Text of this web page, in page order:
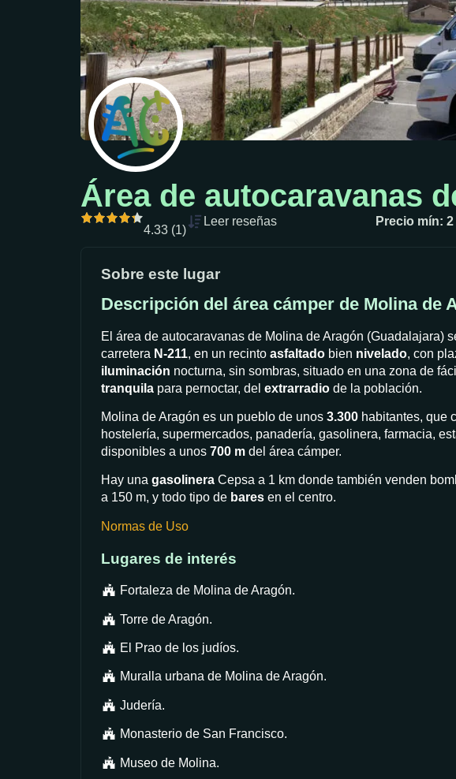
Área de autocaravanas
4.33 (1)
Leer reseñas Precio mín: 2
Sobre este lugar
Descripción del área cámper de Molina de
El área de autocaravanas de Molina de Aragón (Guadalajara)
carretera N-211, en un recinto asfaltado bien nivelado, con
iluminación nocturna, sin sombras, situado en una zona de
tranquila para pernoctar, del extrarradio de la población.
Molina de Aragón es un pueblo de unos 3.300 habitantes, que
hostelería, supermercados, panadería, gasolinera, farmacia,
disponibles a unos 700 m del área cámper.
Hay una gasolinera Cepsa a 1 km donde también venden
a 150 m, y todo tipo de bares en el centro.
Normas de Uso
Lugares de interés
Fortaleza de Molina de Aragón.
Torre de Aragón.
El Prao de los judíos.
Muralla urbana de Molina de Aragón.
Judería.
Monasterio de San Francisco.
Museo de Molina.